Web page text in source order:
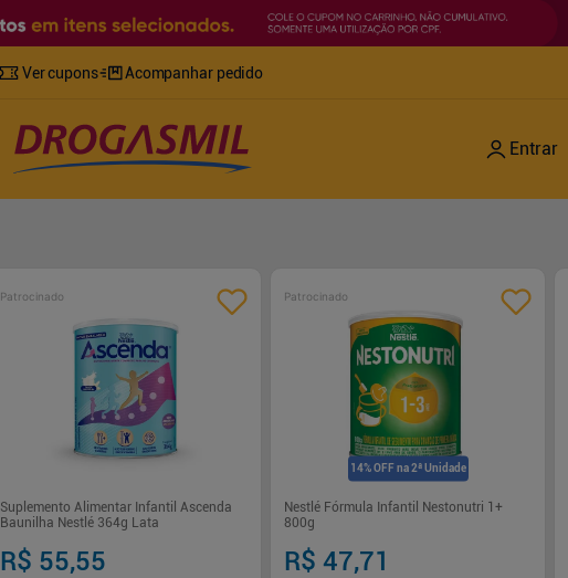
Ver cupons Acompanhar pedido
Patrocinado
Suplemento Alimentar Infantil Ascenda
Baunilha Nestlé 364g Lata
R$ 55,55
Patrocinado
14% OFF na 2ª Unidade
Nestlé Fórmula Infantil Nestonutri 1+
800g
R$ 47,71